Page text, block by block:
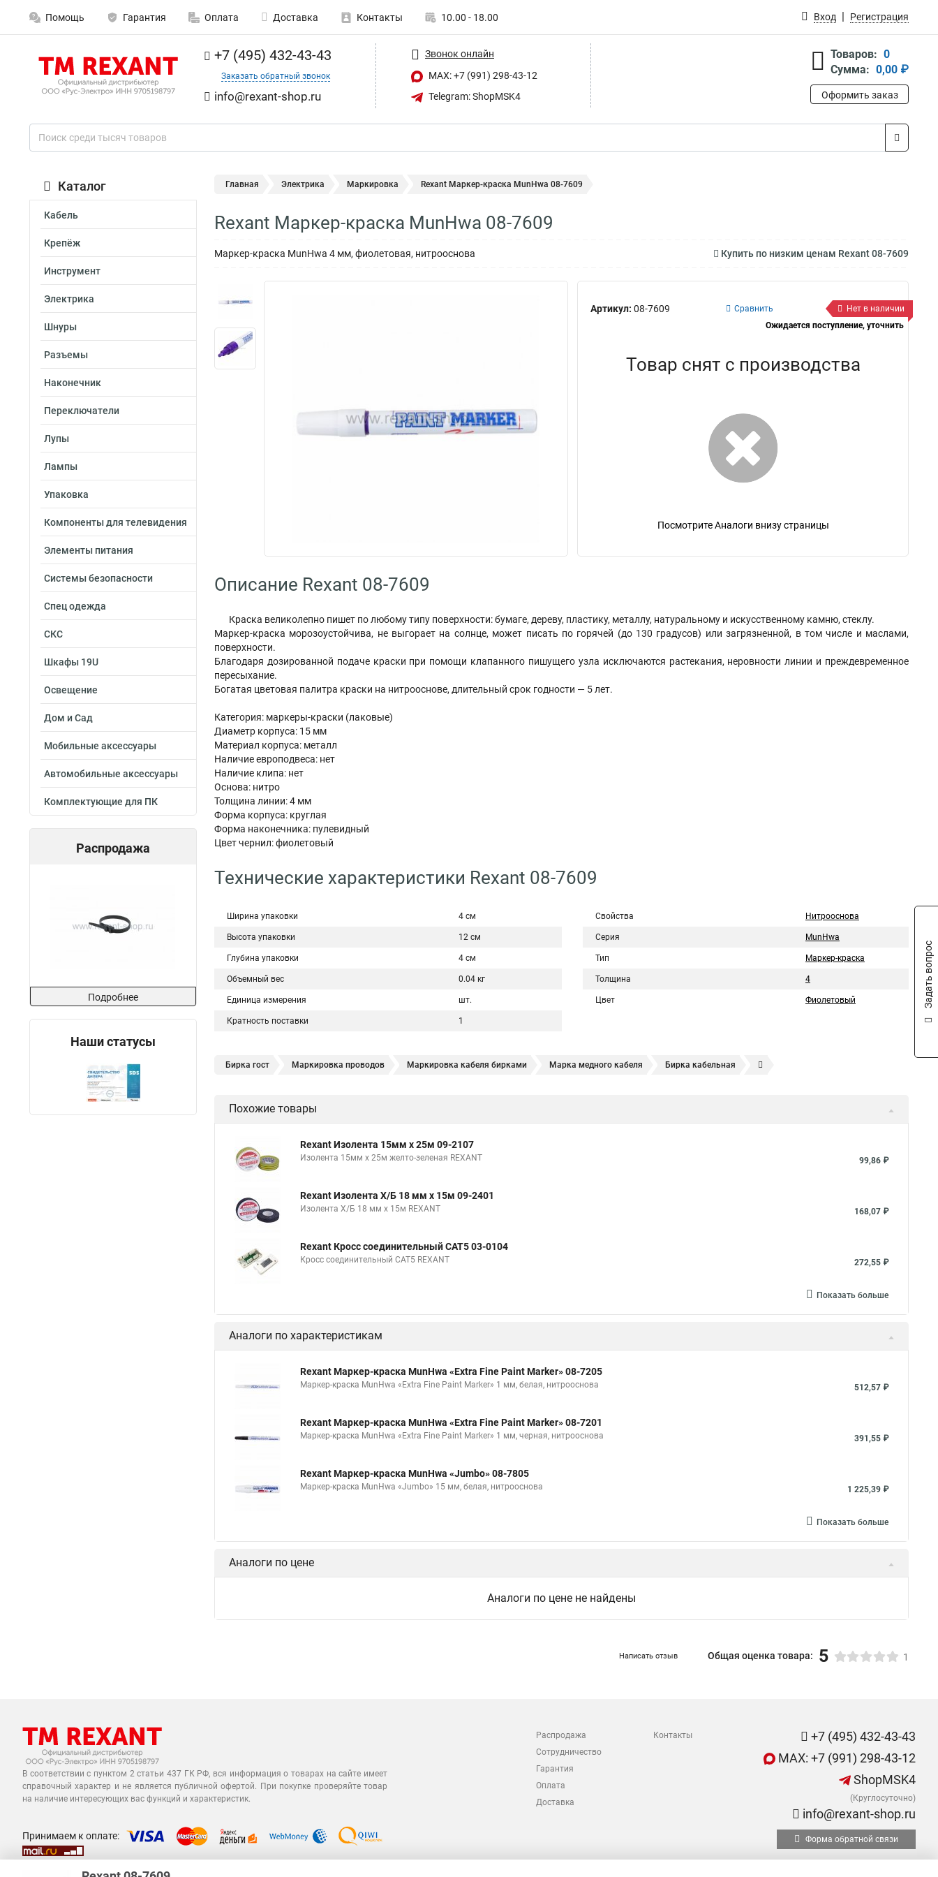
Помощь Гарантия Оплата Доставка Контакты 10.00 - 18.00 Вход Регистрация
+7 (495) 432-43-43
Заказать обратный звонок
info@rexant-shop.ru
Звонок онлайн
MAX: +7 (991) 298-43-12
Telegram: ShopMSK4
Товаров: 0
Сумма: 0,00 ₽
Оформить заказ
Каталог
Кабель
Крепёж
Инструмент
Электрика
Шнуры
Разъемы
Наконечник
Переключатели
Лупы
Лампы
Упаковка
Компоненты для телевидения
Элементы питания
Системы безопасности
Спец одежда
СКС
Шкафы 19U
Освещение
Дом и Сад
Мобильные аксессуары
Автомобильные аксессуары
Комплектующие для ПК
Распродажа
Подробнее
Наши статусы
Главная Электрика Маркировка Rexant Маркер-краска MunHwa 08-7609
Rexant Маркер-краска MunHwa 08-7609
Маркер-краска MunHwa 4 мм, фиолетовая, нитрооснова Купить по низким ценам Rexant 08-7609
Артикул: 08-7609 Сравнить
Нет в наличии
Ожидается поступление, уточнить
Товар снят с производства
Посмотрите Аналоги внизу страницы
Описание Rexant 08-7609
Краска великолепно пишет по любому типу поверхности: бумаге, дереву, пластику, металлу, натуральному и искусственному камню, стеклу.
Маркер-краска морозоустойчива, не выгорает на солнце, может писать по горячей (до 130 градусов) или загрязненной, в том числе и маслами,
поверхности.
Благодаря дозированной подаче краски при помощи клапанного пишущего узла исключаются растекания, неровности линии и преждевременное
пересыхание.
Богатая цветовая палитра краски на нитрооснове, длительный срок годности — 5 лет.
Категория: маркеры-краски (лаковые)
Диаметр корпуса: 15 мм
Материал корпуса: металл
Наличие европодвеса: нет
Наличие клипа: нет
Основа: нитро
Толщина линии: 4 мм
Форма корпуса: круглая
Форма наконечника: пулевидный
Цвет чернил: фиолетовый
Технические характеристики Rexant 08-7609
Ширина упаковки 4 см
Высота упаковки 12 см
Глубина упаковки 4 см
Объемный вес 0.04 кг
Единица измерения шт.
Кратность поставки 1
Свойства Нитрооснова
Серия MunHwa
Тип Маркер-краска
Толщина 4
Цвет Фиолетовый
Бирка гост Маркировка проводов Маркировка кабеля бирками Марка медного кабеля Бирка кабельная
Маркировка жил кабеля Марки силовых кабелей
Похожие товары
Rexant Изолента 15мм х 25м 09-2107
Изолента 15мм х 25м желто-зеленая REXANT 99,86 ₽
Rexant Изолента Х/Б 18 мм х 15м 09-2401
Изолента Х/Б 18 мм х 15м REXANT 168,07 ₽
Rexant Кросс соединительный CAT5 03-0104
Кросс соединительный CAT5 REXANT 272,55 ₽
Показать больше
Аналоги по характеристикам
Rexant Маркер-краска MunHwa «Extra Fine Paint Marker» 08-7205
Маркер-краска MunHwa «Extra Fine Paint Marker» 1 мм, белая, нитрооснова 512,57 ₽
Rexant Маркер-краска MunHwa «Extra Fine Paint Marker» 08-7201
Маркер-краска MunHwa «Extra Fine Paint Marker» 1 мм, черная, нитрооснова 391,55 ₽
Rexant Маркер-краска MunHwa «Jumbo» 08-7805
Маркер-краска MunHwa «Jumbo» 15 мм, белая, нитрооснова 1 225,39 ₽
Показать больше
Аналоги по цене
Аналоги по цене не найдены
Написать отзыв Общая оценка товара: 5 1
В соответствии с пунктом 2 статьи 437 ГК РФ, вся информация о товарах на сайте имеет
справочный характер и не является публичной офертой. При покупке проверяйте товар
на наличие интересующих вас функций и характеристик.
Распродажа
Сотрудничество
Гарантия
Оплата
Доставка
Контакты
+7 (495) 432-43-43
MAX: +7 (991) 298-43-12
ShopMSK4
(Круглосуточно)
info@rexant-shop.ru
Принимаем к оплате: Форма обратной связи
Задать вопрос